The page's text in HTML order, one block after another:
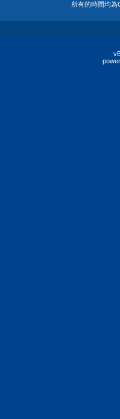
所有的時間均為